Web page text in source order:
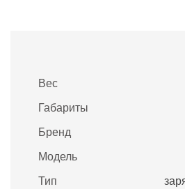
Вес
Габариты
Бренд
Модель
Тип